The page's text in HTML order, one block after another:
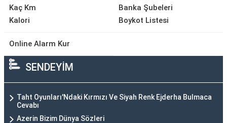
Kaç Km
Kalori
Banka Şubeleri
Boykot Listesi
Online Alarm Kur
SENDEYİM
Taht Oyunları'Ndaki Kırmızı Ve Siyah Renk Ejderha Bulmaca
Cevabı
Azerin Bizim Dünya Sözleri